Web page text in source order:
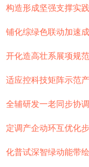
构造形成坚强支撑实
铺化综绿色联动加速
开化造高壮系展项规
适应控科技矩阵示范
全辅研发一老同步协
定调产企动环互优化
化普试深智绿动能带